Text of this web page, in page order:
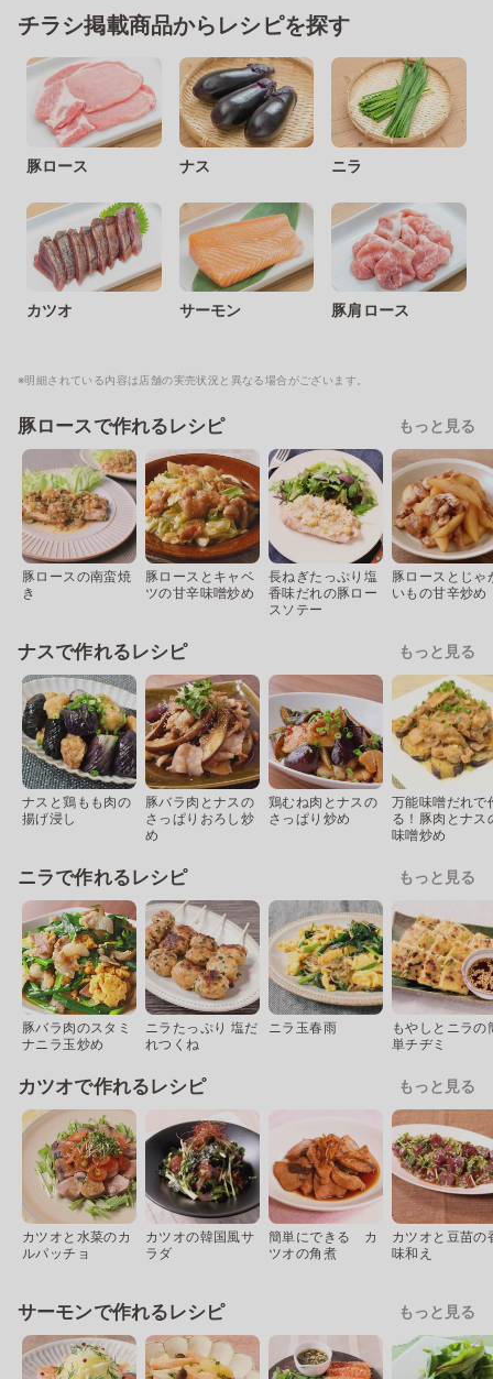
チラシ掲載商品からレシピを探す
豚ロース ナス ニラ
カツオ サーモン 豚肩ロース
※明細されている内容は店舗の実売状況と異なる場合がございます。
豚ロースで作れるレシピ もっと見る
豚ロースの南蛮焼
き
豚ロースとキャベ
ツの甘辛味噌炒め
長ねぎたっぷり塩
香味だれの豚ロー
スソテー
豚ロースとじゃ
いもの甘辛炒め
ナスで作れるレシピ もっと見る
ナスと鶏もも肉の
揚げ浸し
豚バラ肉とナスの
さっぱりおろし炒
め
鶏むね肉とナスの
さっぱり炒め
万能味噌だれで
る！豚肉とナス
味噌炒め
ニラで作れるレシピ もっと見る
豚バラ肉のスタミ
ナニラ玉炒め
ニラたっぷり 塩だ
れつくね
ニラ玉春雨
もやしとニラの
単チヂミ
カツオで作れるレシピ もっと見る
カツオと水菜のカ
ルパッチョ
カツオの韓国風サ
ラダ
簡単にできる カ
ツオの角煮
カツオと豆苗の
味和え
サーモンで作れるレシピ もっと見る